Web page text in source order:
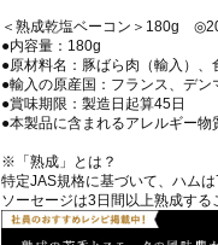
＜熟成乾塩ベーコン＞180g
●内容量：180g
●原材料名：豚ばら肉（輸入）、
●輸入の原産国：フランス、デン
●賞味期限：製造日起算45日
●本製品に含まれるアレルギー物
※「熟成」とは？
特定JAS規格に基づいて、ハム
ソーセージは3日間以上熟成する